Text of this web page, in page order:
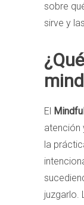
sobre
sirve y
El
atención
la
juzgarlo.